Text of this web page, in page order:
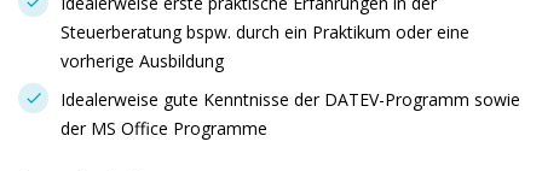
Steuerberatung bspw. durch ein Praktikum oder eine
vorherige Ausbildung
Idealerweise gute Kenntnisse der DATEV-Programm sowie
der MS Office Programme